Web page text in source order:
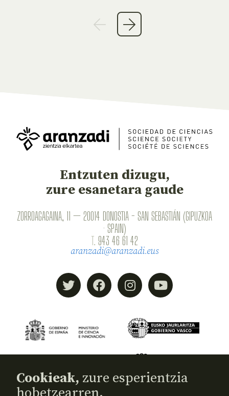
Entzuten dizugu,
zure esanetara gaude
ZORROAGAGAINA, 11 — 20014 DONOSTIA - SAN SEBASTIÁN (GIPUZKOA
· SPAIN)
T. 943 46 61 42
aranzadi@aranzadi.eus
Cookieak, zure esperientzia